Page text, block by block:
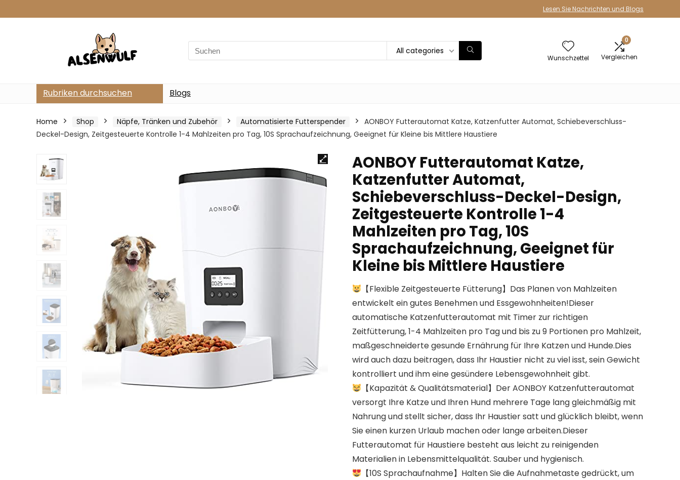
Lesen Sie Nachrichten und Blogs
Search
for:
All categories
Wunschzettel
0
Vergleichen
Rubriken durchsuchen Blogs
Home Shop Näpfe, Tränken und Zubehör Automatisierte Futterspender
AONBOY Futterautomat Katze, Katzenfutter Automat, Schiebeverschluss-
Deckel-Design, Zeitgesteuerte Kontrolle 1-4 Mahlzeiten pro Tag, 10S Sprachaufzeichnung, Geeignet für Kleine bis Mittlere Haustiere
AONBOY Futterautomat Katze,
Katzenfutter Automat,
Schiebeverschluss-Deckel-Design,
Zeitgesteuerte Kontrolle 1-4
Mahlzeiten pro Tag, 10S
Sprachaufzeichnung, Geeignet für
Kleine bis Mittlere Haustiere
【Flexible Zeitgesteuerte Fütterung】Das Planen von Mahlzeiten
entwickelt ein gutes Benehmen und Essgewohnheiten!Dieser
automatische Katzenfutterautomat mit Timer zur richtigen
Zeitfütterung, 1-4 Mahlzeiten pro Tag und bis zu 9 Portionen pro Mahlzeit,
maßgeschneiderte gesunde Ernährung für Ihre Katzen und Hunde.Dies
wird auch dazu beitragen, dass Ihr Haustier nicht zu viel isst, sein Gewicht
kontrolliert und ihm eine gesündere Lebensgewohnheit gibt.
【Kapazität & Qualitätsmaterial】Der AONBOY Katzenfutterautomat
versorgt Ihre Katze und Ihren Hund mehrere Tage lang gleichmäßig mit
Nahrung und stellt sicher, dass Ihr Haustier satt und glücklich bleibt, wenn
Sie einen kurzen Urlaub machen oder lange arbeiten.Dieser
Futterautomat für Haustiere besteht aus leicht zu reinigenden
Materialien in Lebensmittelqualität. Sauber und hygienisch.
【10S Sprachaufnahme】Halten Sie die Aufnahmetaste gedrückt, um